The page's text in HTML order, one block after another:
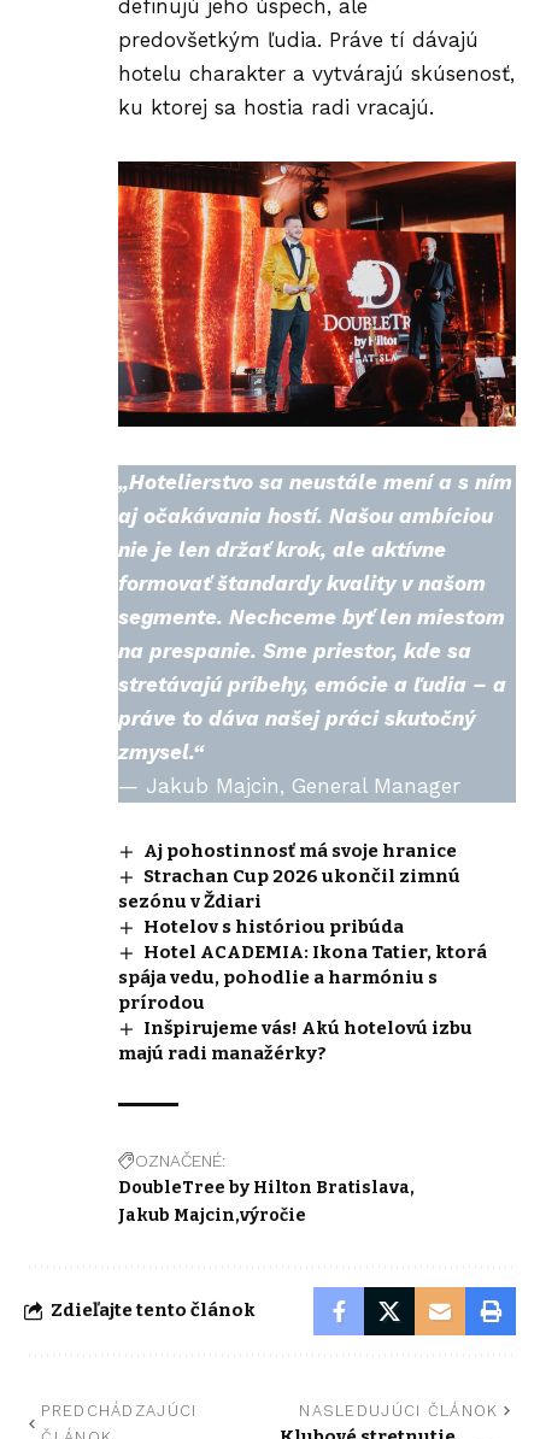
definujú jeho úspech, ale
predovšetkým ľudia. Práve tí dávajú
hotelu charakter a vytvárajú skúsenosť,
ku ktorej sa hostia radi vracajú.
„Hotelierstvo sa neustále mení a s ním
aj očakávania hostí. Našou ambíciou
nie je len držať krok, ale aktívne
formovať štandardy kvality v našom
segmente. Nechceme byť len miestom
na prespanie. Sme priestor, kde sa
stretávajú príbehy, emócie a ľudia – a
práve to dáva našej práci skutočný
zmysel.“
— Jakub Majcin, General Manager
Aj pohostinnosť má svoje hranice
Strachan Cup 2026 ukončil zimnú
sezónu v Ždiari
Hotelov s históriou pribúda
Hotel ACADEMIA: Ikona Tatier, ktorá
spája vedu, pohodlie a harmóniu s
prírodou
Inšpirujeme vás! Akú hotelovú izbu
majú radi manažérky?
OZNAČENÉ:
DoubleTree by Hilton Bratislava
Jakub Majcin výročie
Zdieľajte tento článok
PREDCHÁDZAJÚCI
NASLEDUJÚCI ČLÁNOK